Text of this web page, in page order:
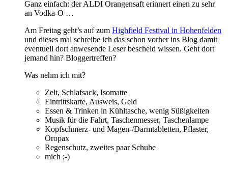
Ganz einfach: der ALDI Orangensaft erinnert einen zu sehr
an Vodka-O …
Am Freitag geht’s auf zum Highfield Festival in Hohenfelden
und dieses mal schreibe ich das schon vorher ins Blog damit
eventuell dort anwesende Leser bescheid wissen. Geht dort
jemand hin? Bloggertreffen?
Was nehm ich mit?
Zelt, Schlafsack, Isomatte
Eintrittskarte, Ausweis, Geld
Essen & Trinken in Kühltasche, wenig Süßigkeiten
Musik für die Fahrt, Taschenmesser, Taschenlampe
Kopfschmerz- und Magen-/Darmtabletten, Pflaster,
Oropax
Regenschutz, zweites paar Schuhe
mich ;-)